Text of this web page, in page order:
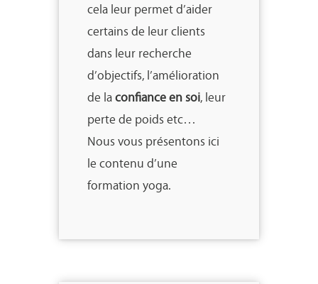
cela leur permet d’aider
certains de leur clients
dans leur recherche
d’objectifs, l’amélioration
de laconfiance en soi, leur
perte de poids etc…
Nous vous présentons ici
le contenu d’une
formation yoga.